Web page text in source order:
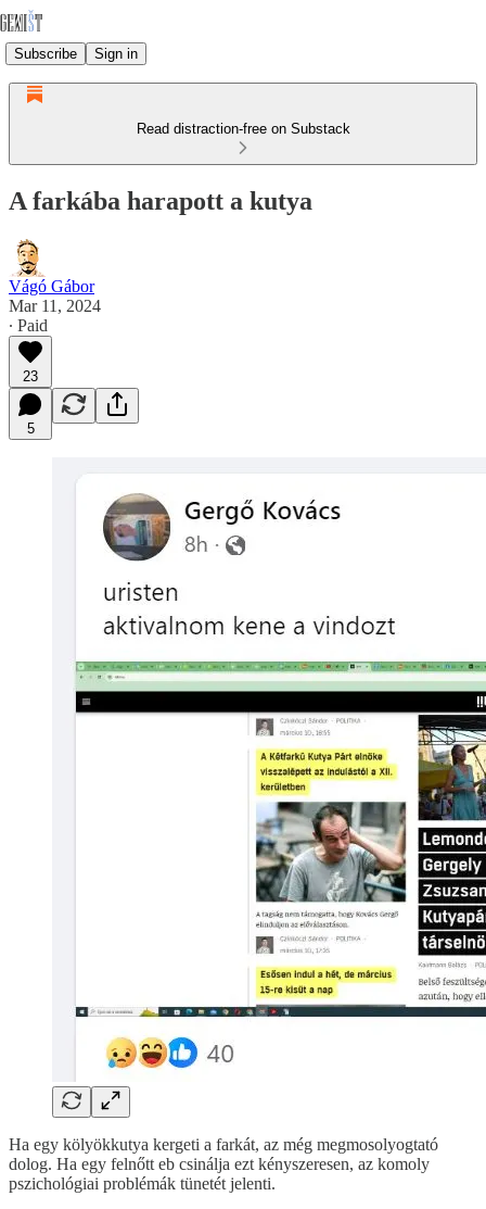
Subscribe Sign in
Read distraction-free on Substack
A farkába harapott a kutya
Vágó Gábor
Mar 11, 2024
∙ Paid
23
5
Ha egy kölyökkutya kergeti a farkát, az még megmosolyogtató
dolog. Ha egy felnőtt eb csinálja ezt kényszeresen, az komoly
pszichológiai problémák tünetét jelenti.